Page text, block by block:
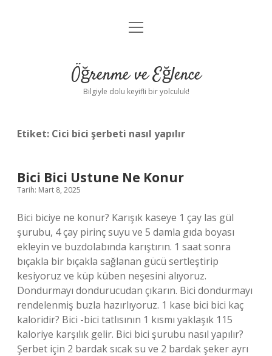
Anasayfa
Yasal Uyarı
menüyü
Öğrenme ve Eğlence
Bilgiyle dolu keyifli bir yolculuk!
Etiket: Cici bici şerbeti nasıl yapılır
Bici Bici Ustune Ne Konur
Tarih: Mart 8, 2025
Bici biciye ne konur? Karışık kaseye 1 çay las gül
şurubu, 4 çay pirinç suyu ve 5 damla gıda boyası
ekleyin ve buzdolabında karıştırın. 1 saat sonra
bıçakla bir bıçakla sağlanan gücü sertleştirip
kesiyoruz ve küp küben neşesini alıyoruz.
Dondurmayı dondurucudan çıkarın. Bici dondurmayı
rendelenmiş buzla hazırlıyoruz. 1 kase bici bici kaç
kaloridir? Bici -bici tatlısının 1 kısmı yaklaşık 115
kaloriye karşılık gelir. Bici bici şurubu nasıl yapılır?
Şerbet için 2 bardak sıcak su ve 2 bardak şeker ayrı